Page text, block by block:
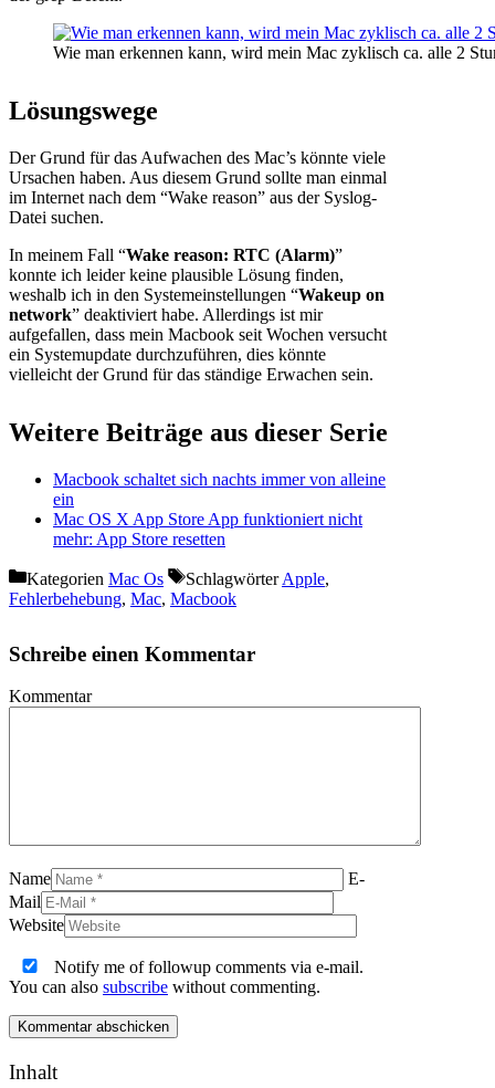
Wie man erkennen kann, wird mein Mac zyklisch ca. alle 2
Lösungswege
Der Grund für das Aufwachen des Mac’s könnte viele
Ursachen haben. Aus diesem Grund sollte man einmal
im Internet nach dem “Wake reason” aus der Syslog-
Datei suchen.
In meinem Fall “Wake reason: RTC (Alarm)”
konnte ich leider keine plausible Lösung finden,
weshalb ich in den Systemeinstellungen “Wakeup on
network” deaktiviert habe. Allerdings ist mir
aufgefallen, dass mein Macbook seit Wochen versucht
ein Systemupdate durchzuführen, dies könnte
vielleicht der Grund für das ständige Erwachen sein.
Weitere Beiträge aus dieser Serie
Macbook schaltet sich nachts immer von alleine
ein
Mac OS X App Store App funktioniert nicht
mehr: App Store resetten
Kategorien Mac Os SchlagwörterApple,
Fehlerbehebung, Mac, Macbook
Schreibe einen Kommentar
Kommentar
Name
E-
Mail
Website
Notify me of followup comments via e-mail.
You can also subscribe without commenting.
Inhalt